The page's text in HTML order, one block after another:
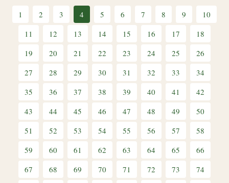
1 2 3 4 5 6 7 8 9
10
11
12 13 14 15 16 17
18
19
20 21 22 23 24 25
26
27
28 29 30 31 32 33
34
35
36 37 38 39 40 41
42
43
44 45 46 47 48 49
50
51
52 53 54 55 56 57
58
59
60 61 62 63 64 65
66
67
68 69 70 71 72 73
74